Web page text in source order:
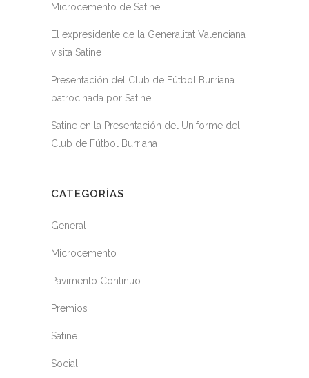
Microcemento de Satine
El expresidente de la Generalitat Valenciana
visita Satine
Presentación del Club de Fútbol Burriana
patrocinada por Satine
Satine en la Presentación del Uniforme del
Club de Fútbol Burriana
CATEGORÍAS
General
Microcemento
Pavimento Continuo
Premios
Satine
Social